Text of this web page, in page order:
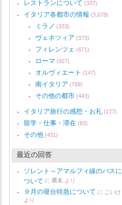
レストランについて (337)
イタリア各都市の情報 (3,678)
ミラノ (333)
ヴェネツィア (373)
フィレンツェ (671)
ローマ (927)
オルヴィエート (147)
南イタリア (769)
その他の都市 (443)
イタリア旅行の感想・お礼 (177)
留学・仕事・滞在 (83)
その他 (431)
最近の回答
ソレント～アマルフィ線のバスに
ついて に 匿名 より
９月の寝台特急について に こいけ
より